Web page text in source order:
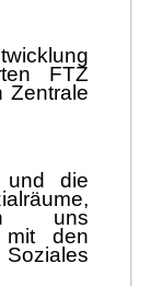
FTZ
Zentrale
und die
ume,
uns
den